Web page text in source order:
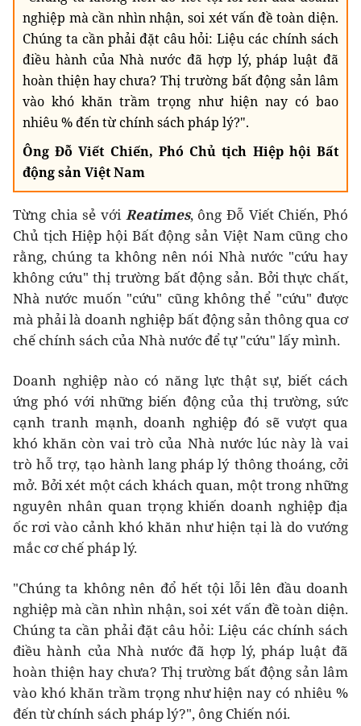
nghiệp mà cần nhìn nhận, soi xét vấn đề toàn diện.
Chúng ta cần phải đặt câu hỏi: Liệu các chính sách
điều hành của Nhà nước đã hợp lý, pháp luật đã
hoàn thiện hay chưa? Thị trường bất động sản lâm
vào khó khăn trầm trọng như hiện nay có bao
nhiêu % đến từ chính sách pháp lý?".
Ông Đỗ Viết Chiến, Phó Chủ tịch Hiệp hội Bất
động sản Việt Nam
Từng chia sẻ với Reatimes, ông Đỗ Viết Chiến, Phó
Chủ tịch Hiệp hội Bất động sản Việt Nam cũng cho
rằng, chúng ta không nên nói Nhà nước "cứu hay
không cứu" thị trường bất động sản. Bởi thực chất,
Nhà nước muốn "cứu" cũng không thể "cứu" được
mà phải là doanh nghiệp bất động sản thông qua cơ
chế chính sách của Nhà nước để tự "cứu" lấy mình.
Doanh nghiệp nào có năng lực thật sự, biết cách
ứng phó với những biến động của thị trường, sức
cạnh tranh mạnh, doanh nghiệp đó sẽ vượt qua
khó khăn còn vai trò của Nhà nước lúc này là vai
trò hỗ trợ, tạo hành lang pháp lý thông thoáng, cởi
mở. Bởi xét một cách khách quan, một trong những
nguyên nhân quan trọng khiến doanh nghiệp địa
ốc rơi vào cảnh khó khăn như hiện tại là do vướng
mắc cơ chế pháp lý.
"Chúng ta không nên đổ hết tội lỗi lên đầu doanh
nghiệp mà cần nhìn nhận, soi xét vấn đề toàn diện.
Chúng ta cần phải đặt câu hỏi: Liệu các chính sách
điều hành của Nhà nước đã hợp lý, pháp luật đã
hoàn thiện hay chưa? Thị trường bất động sản lâm
vào khó khăn trầm trọng như hiện nay có nhiêu %
đến từ chính sách pháp lý?", ông Chiến nói.